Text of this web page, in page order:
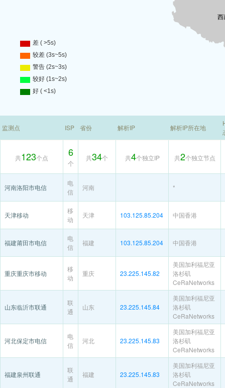
监测点 ISP 省份 解析IP 解析IP所在地
共123个点 6
个
共34个 共4个独立IP 共2个独立节点
河南洛阳市电信
电
信
河南 *
天津移动
移
动
天津 103.125.85.204 中国香港
福建莆田市电信
电
信
福建 103.125.85.204 中国香港
重庆重庆市移动
移
动
重庆 23.225.145.82
美国加利福尼亚
洛杉矶
CeRaNetworks
山东临沂市联通
联
通
山东 23.225.145.84
美国加利福尼亚
洛杉矶
CeRaNetworks
河北保定市电信
电
信
河北 23.225.145.83
美国加利福尼亚
洛杉矶
CeRaNetworks
福建泉州联通
联
通
福建 23.225.145.83
美国加利福尼亚
洛杉矶
CeRaNetworks